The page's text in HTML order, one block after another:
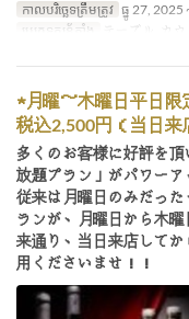
កាលបរិច្ឆេទត្រឹមត្រូវ ធ្នូ 27, 2025
ប្រភេទកន្រ្ត័តាំង
テーブル, カ
★月曜～木曜日平日限
税込2,500円（当日来
多くのお客様に好評を
放題プラン」がパワーア
従来は月曜日のみだっ
ランが、月曜日から木
来通り、当日来店して
用くださいませ！！